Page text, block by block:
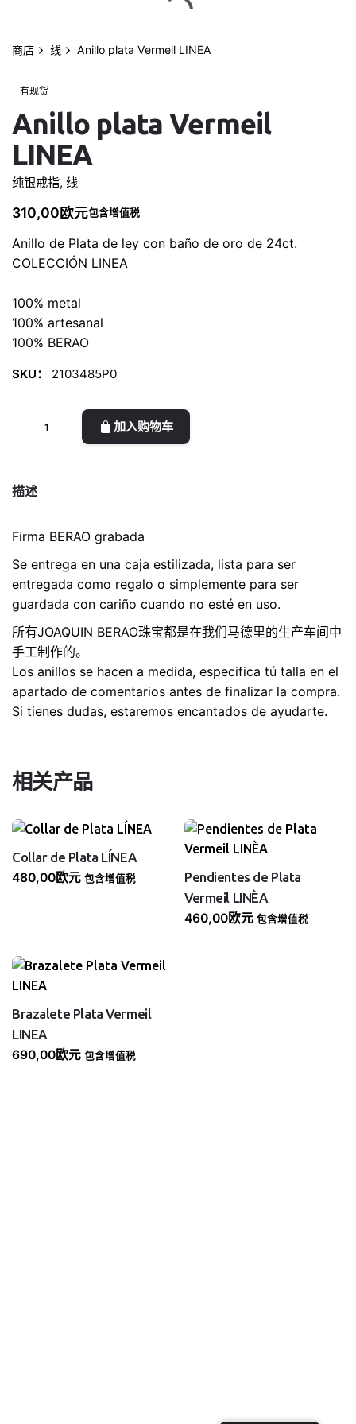
商店 线 Anillo plata Vermeil LINEA
有现货
Anillo plata Vermeil
LINEA
纯银戒指, 线
310,00欧元包含增值税
Anillo de Plata de ley con baño de oro de 24ct.
COLECCIÓN LINEA
100% metal
100% artesanal
100% BERAO
SKU： 2103485P0
数
加入购物车
描述
Firma BERAO grabada
Se entrega en una caja estilizada, lista para ser
entregada como regalo o simplemente para ser
guardada con cariño cuando no esté en uso.
所有JOAQUIN BERAO珠宝都是在我们马德里的生产车间中
手工制作的。
Los anillos se hacen a medida, especifica tú talla en el
apartado de comentarios antes de finalizar la compra.
Si tienes dudas, estaremos encantados de ayudarte.
相关产品
Collar de Plata LÍNEA
480,00欧元 包含增值税
Pendientes de Plata
Vermeil LINÈA
460,00欧元 包含增值税
Brazalete Plata Vermeil
LINEA
690,00欧元 包含增值税